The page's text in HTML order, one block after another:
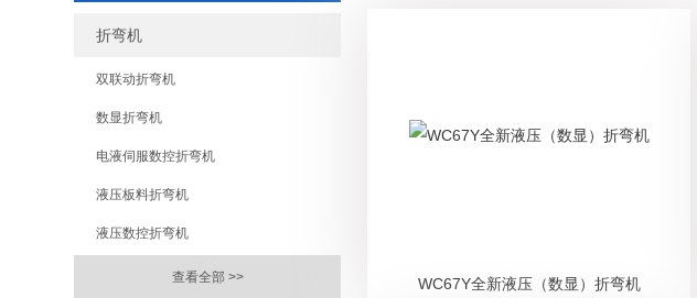
折弯机
双联动折弯机
数显折弯机
电液伺服数控折弯机
液压板料折弯机
液压数控折弯机
查看全部 >> WC67Y全新液压（数显）折弯机